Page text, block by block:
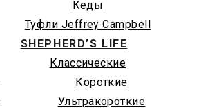
Кеды
Туфли Jeffrey Campbell
SHEPHERD’S LIFE
Классические
Короткие
Ультракороткие